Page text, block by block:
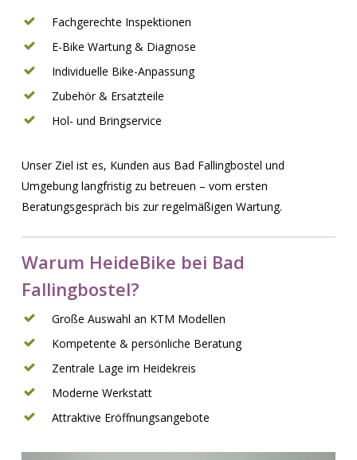
Fachgerechte Inspektionen
E-Bike Wartung & Diagnose
Individuelle Bike-Anpassung
Zubehör & Ersatzteile
Hol- und Bringservice
Unser Ziel ist es, Kunden aus Bad Fallingbostel und
Umgebung langfristig zu betreuen – vom ersten
Beratungsgespräch bis zur regelmäßigen Wartung.
Warum HeideBike bei Bad
Fallingbostel?
Große Auswahl an KTM Modellen
Kompetente & persönliche Beratung
Zentrale Lage im Heidekreis
Moderne Werkstatt
Attraktive Eröffnungsangebote